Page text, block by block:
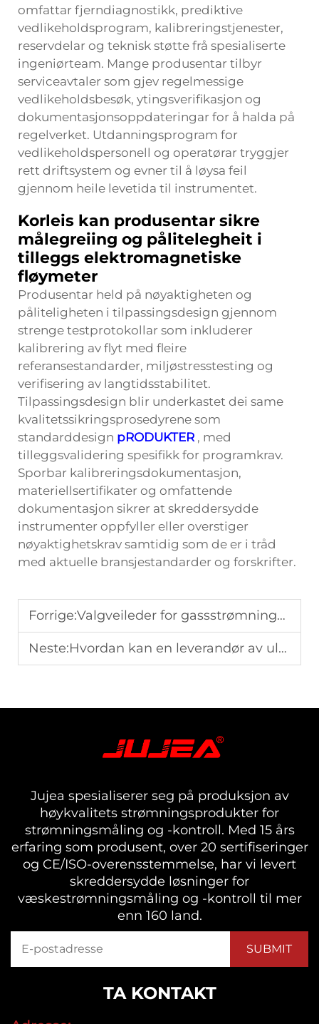
omfattar fjerndiagnostikk, prediktive
vedlikeholdsprogram, kalibreringstjenester,
reservdelar og teknisk støtte frå spesialiserte
ingeniørteam. Mange produsentar tilbyr
serviceavtaler som gjev regelmessige
vedlikeholdsbesøk, ytingsverifikasjon og
dokumentasjonsoppdateringar for å halda på
regelverket. Utdanningsprogram for
vedlikeholdspersonell og operatørar tryggjer
rett driftsystem og evner til å løysa feil
gjennom heile levetida til instrumentet.
Korleis kan produsentar sikre
målegreiing og pålitelegheit i
tilleggs elektromagnetiske
fløymeter
Produsentar held på nøyaktigheten og
påliteligheten i tilpassingsdesign gjennom
strenge testprotokollar som inkluderer
kalibrering av flyt med fleire
referansestandarder, miljøstresstesting og
verifisering av langtidsstabilitet.
Tilpassingsdesign blir underkastet dei same
kvalitetssikringsprosedyrene som
standarddesign pRODUKTER , med
tilleggsvalidering spesifikk for programkrav.
Sporbar kalibreringsdokumentasjon,
materiellsertifikater og omfattende
dokumentasjon sikrer at skreddersydde
instrumenter oppfyller eller overstiger
nøyaktighetskrav samtidig som de er i tråd
med aktuelle bransjestandarder og forskrifter.
Forrige:Valgveileder for gassstrømningsmålere: en omfattende analyse fra behov til implementering
Neste:Hvordan kan en leverandør av ultralydstrømmingsmålere forbedre måleprosessen din?
Jujea spesialiserer seg på produksjon av
høykvalitets strømningsprodukter for
strømningsmåling og -kontroll. Med 15 års
erfaring som produsent, over 20 sertifiseringer
og CE/ISO-overensstemmelse, har vi levert
skreddersydde løsninger for
væskestrømningsmåling og -kontroll til mer
enn 160 land.
TA KONTAKT